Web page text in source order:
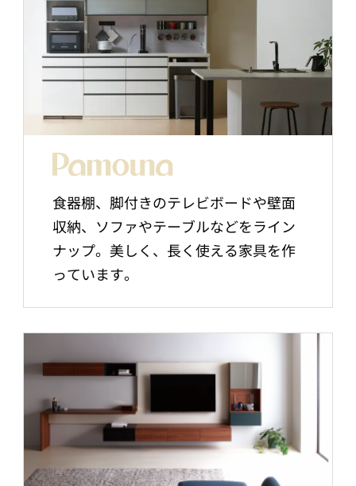
食器棚、脚付きのテレビボードや壁面
収納、ソファやテーブルなどをライン
ナップ。美しく、長く使える家具を作
っています。